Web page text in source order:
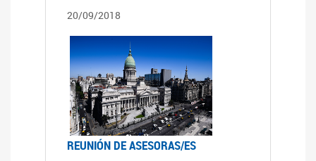
20/09/2018
REUNIÓN DE ASESORAS/ES